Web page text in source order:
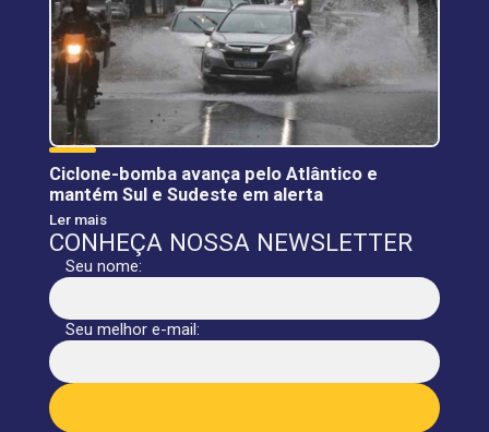
Ciclone-bomba avança pelo Atlântico e
mantém Sul e Sudeste em alerta
Ler mais
CONHEÇA NOSSA NEWSLETTER
Seu nome:
Seu melhor e-mail: